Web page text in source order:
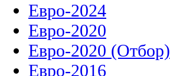
Евро-2024
Евро-2020
Евро-2020 (Отбор)
Евро-2016